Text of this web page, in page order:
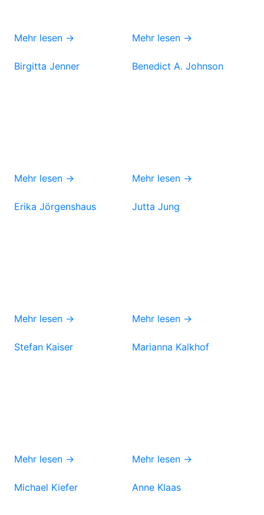
Mehr lesen → Mehr lesen →
Birgitta Jenner
Mehr lesen →
Benedict A. Johnson
Mehr lesen →
Erika Jörgenshaus
Mehr lesen →
Jutta Jung
Mehr lesen →
Stefan Kaiser
Mehr lesen →
Marianna Kalkhof
Mehr lesen →
Michael Kiefer Anne Klaas